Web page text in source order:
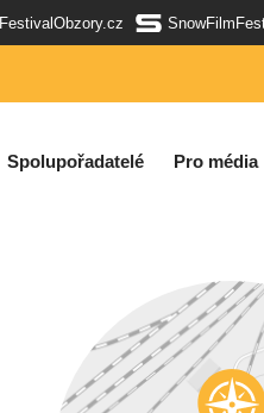
FestivalObzory.cz
Spolupořadatelé Pro média